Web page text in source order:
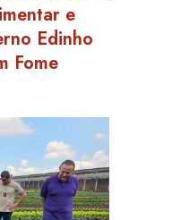
e
Edinho
Fome